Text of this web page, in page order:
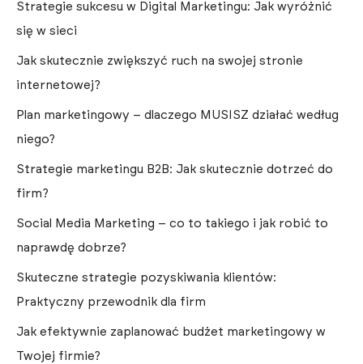
Strategie sukcesu w Digital Marketingu: Jak wyróżnić
się w sieci
Jak skutecznie zwiększyć ruch na swojej stronie
internetowej?
Plan marketingowy – dlaczego MUSISZ działać według
niego?
Strategie marketingu B2B: Jak skutecznie dotrzeć do
firm?
Social Media Marketing – co to takiego i jak robić to
naprawdę dobrze?
Skuteczne strategie pozyskiwania klientów:
Praktyczny przewodnik dla firm
Jak efektywnie zaplanować budżet marketingowy w
Twojej firmie?